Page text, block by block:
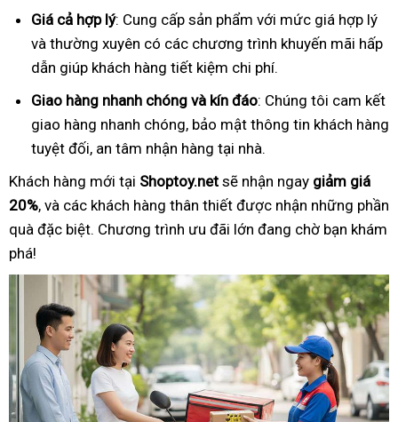
Giá cả hợp lý: Cung cấp sản phẩm với mức giá hợp lý
và thường xuyên có các chương trình khuyến mãi hấp
dẫn giúp khách hàng tiết kiệm chi phí.
Giao hàng nhanh chóng và kín đáo: Chúng tôi cam kết
giao hàng nhanh chóng, bảo mật thông tin khách hàng
tuyệt đối, an tâm nhận hàng tại nhà.
Khách hàng mới tại Shoptoy.net sẽ nhận ngay giảm giá
20%, và các khách hàng thân thiết được nhận những phần
quà đặc biệt. Chương trình ưu đãi lớn đang chờ bạn khám
phá!